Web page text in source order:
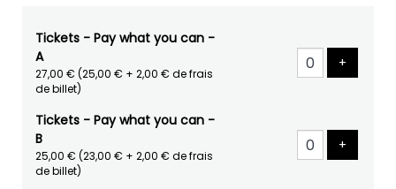
Tickets - Pay what you can -
A
27,00 € (25,00 € + 2,00 € de frais
de billet)
+
Tickets - Pay what you can -
B
25,00 € (23,00 € + 2,00 € de frais
de billet)
+